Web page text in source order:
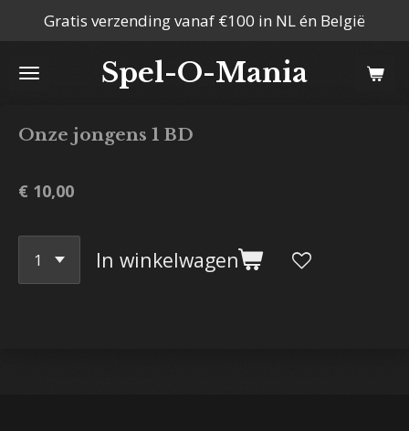
naar
hoofdinhoud
Spel-O-Mania
Gratis verzending vanaf €100 in NL én België
Onze jongens 1 BD
€ 10,00
In winkelwagen